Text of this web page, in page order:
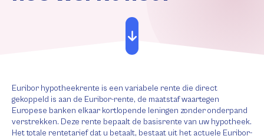
Euribor hypotheekrente is een variabele rente die direct
gekoppeld is aan de Euribor-rente, de maatstaf waartegen
Europese banken elkaar kortlopende leningen zonder onderpand
verstrekken. Deze rente bepaalt de basisrente van uw hypotheek.
Het totale rentetarief dat u betaalt, bestaat uit het actuele Euribor-